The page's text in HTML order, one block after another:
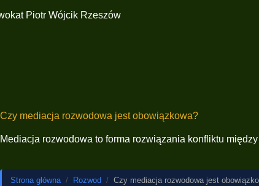
Czy mediacja rozwodowa jest obowiązkowa?
Mediacja rozwodowa to forma rozwiązania konfliktu
Strona główna / Rozwod / Czy mediacja rozwodowa jest